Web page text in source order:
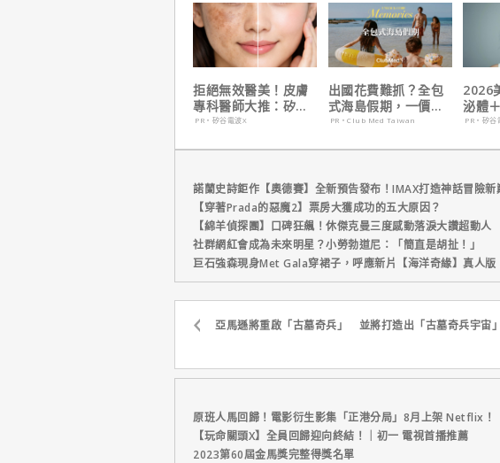
拒絕無效醫美！皮膚
專科醫師大推：矽谷
電波 X 讓肌膚由內而
PR・矽谷電波X
出國花費難抓？全包
式海島假期，一價搞
定食宿玩樂，省錢更
PR・Club Med Taiwan
2026
泌體
手，
PR・矽谷
諾蘭史詩鉅作【奧德賽】全新預告發布！IMAX打造神話冒險新
【穿著Prada的惡魔2】票房大獲成功的五大原因？
【綿羊偵探團】口碑狂飆！休傑克曼三度感動落淚大讚超動人
社群網紅會成為未來明星？小勞勃道尼：「簡直是胡扯！」
巨石強森現身Met Gala穿裙子，呼應新片【海洋奇緣】真人版
亞馬遜將重啟「古墓奇兵」 並將打造出「古墓奇兵宇宙」
原班人馬回歸！電影衍生影集「正港分局」8月上架 Netflix！
【玩命關頭X】全員回歸迎向終結！｜初一 電視首播推薦
2023第60屆金馬獎完整得獎名單